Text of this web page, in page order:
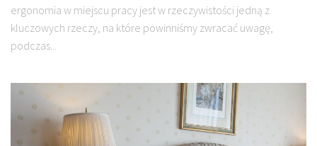
ergonomia w miejscu pracy jest w rzeczywistości jedną z
kluczowych rzeczy, na które powinniśmy zwracać uwagę,
podczas...